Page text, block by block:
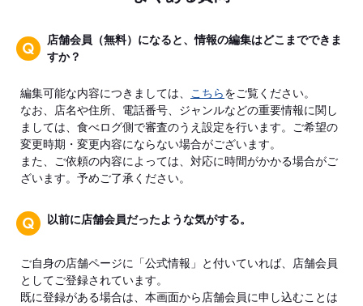
店舗会員（無料）になると、情報の編集はどこまでできま
すか？
編集可能な内容につきましては、 こちらをご覧ください。
なお、店名や住所、電話番号、ジャンルなどの重要情報に関し
ましては、食べログ側で審査のうえ設定を行います。ご希望の
変更時期・変更内容にならない場合がございます。
また、ご依頼の内容によっては、対応に時間がかかる場合がご
ざいます。予めご了承ください。
以前に店舗会員だったような気がする。
ご自身の店舗ページに「公式情報」と付いていれば、店舗会員
としてご登録されています。
既に登録がある場合は、本画面から店舗会員に申し込むことは